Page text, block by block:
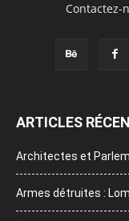
Contactez-
ARTICLES
Architectes et
Armes détruites :